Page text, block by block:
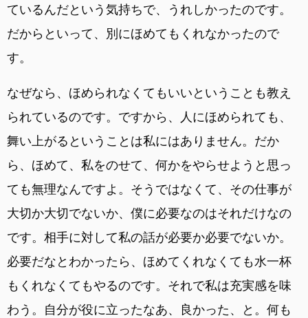
ているんだという気持ちで、うれしかったのです。
だからといって、別にほめてもくれなかったので
す。
なぜなら、ほめられなくてもいいということも教え
られているのです。ですから、人にほめられても、
舞い上がるということは私にはありません。だか
ら、ほめて、私をのせて、何かをやらせようと思っ
ても無理なんですよ。そうではなくて、その仕事が
大切か大切でないか、僕に必要なのはそれだけなの
です。相手に対して私の話が必要か必要でないか。
必要だなとわかったら、ほめてくれなくても水一杯
もくれなくてもやるのです。それで私は充実感を味
わう。自分が役に立ったなあ、良かった、と。何も